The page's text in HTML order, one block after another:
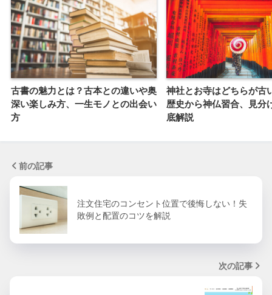
古書の魅力とは？古本との違いや奥
深い楽しみ方、一生モノとの出会い
方
神社とお寺はどちらが古
歴史から神仏習合、見分
底解説
前の記事
注文住宅のコンセント位置で後悔しない！失
敗例と配置のコツを解説
次の記事